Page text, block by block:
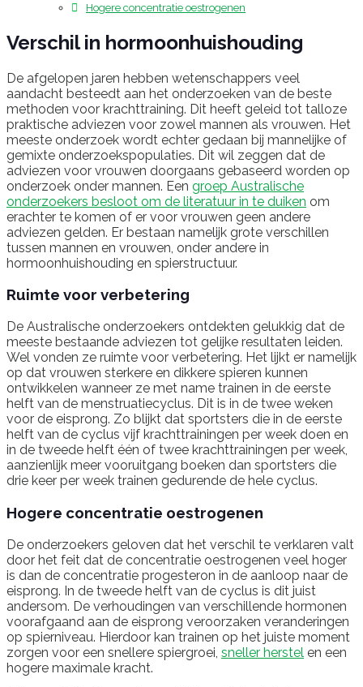
Hogere concentratie oestrogenen
Verschil in hormoonhuishouding
De afgelopen jaren hebben wetenschappers veel
aandacht besteedt aan het onderzoeken van de beste
methoden voor krachttraining. Dit heeft geleid tot talloze
praktische adviezen voor zowel mannen als vrouwen. Het
meeste onderzoek wordt echter gedaan bij mannelijke of
gemixte onderzoekspopulaties. Dit wil zeggen dat de
adviezen voor vrouwen doorgaans gebaseerd worden op
onderzoek onder mannen. Een groep Australische
onderzoekers besloot om de literatuur in te duiken om
erachter te komen of er voor vrouwen geen andere
adviezen gelden. Er bestaan namelijk grote verschillen
tussen mannen en vrouwen, onder andere in
hormoonhuishouding en spierstructuur.
Ruimte voor verbetering
De Australische onderzoekers ontdekten gelukkig dat de
meeste bestaande adviezen tot gelijke resultaten leiden.
Wel vonden ze ruimte voor verbetering. Het lijkt er namelijk
op dat vrouwen sterkere en dikkere spieren kunnen
ontwikkelen wanneer ze met name trainen in de eerste
helft van de menstruatiecyclus. Dit is in de twee weken
voor de eisprong. Zo blijkt dat sportsters die in de eerste
helft van de cyclus vijf krachttrainingen per week doen en
in de tweede helft één of twee krachttrainingen per week,
aanzienlijk meer vooruitgang boeken dan sportsters die
drie keer per week trainen gedurende de hele cyclus.
Hogere concentratie oestrogenen
De onderzoekers geloven dat het verschil te verklaren valt
door het feit dat de concentratie oestrogenen veel hoger
is dan de concentratie progesteron in de aanloop naar de
eisprong. In de tweede helft van de cyclus is dit juist
andersom. De verhoudingen van verschillende hormonen
voorafgaand aan de eisprong veroorzaken veranderingen
op spierniveau. Hierdoor kan trainen op het juiste moment
zorgen voor een snellere spiergroei, sneller herstel en een
hogere maximale kracht.